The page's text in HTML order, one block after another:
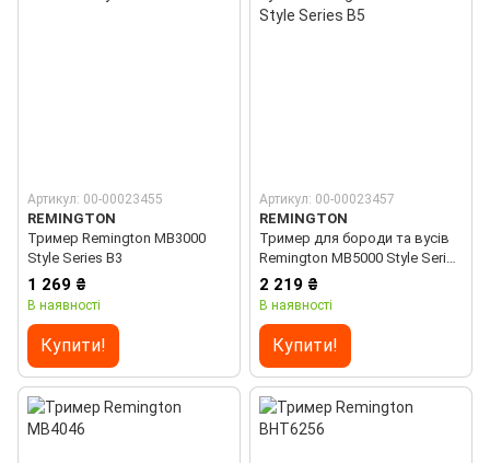
Артикул: 00-00023455
REMINGTON
Тример Remington MB3000
Style Series B3
1 269 ₴
В наявності
Купити!
Артикул: 00-00023457
REMINGTON
Тример для бороди та вусів
Remington MB5000 Style Series
B5
2 219 ₴
В наявності
Купити!